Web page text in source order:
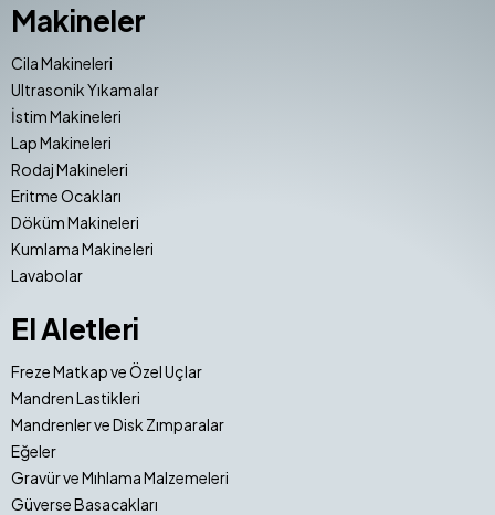
Makineler
Cila Makineleri
Ultrasonik Yıkamalar
İstim Makineleri
Lap Makineleri
Rodaj Makineleri
Eritme Ocakları
Döküm Makineleri
Kumlama Makineleri
Lavabolar
El Aletleri
Freze Matkap ve Özel Uçlar
Mandren Lastikleri
Mandrenler ve Disk Zımparalar
Eğeler
Gravür ve Mıhlama Malzemeleri
Güverse Basacakları